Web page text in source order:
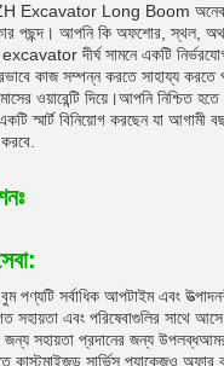
Excavator Long Boom অনেক
পছন্দ। আপনি কি অফশোর, স্থল,
দীর্ঘ সামনে একটি
কাজ সম্পন্ন করতে সাহায্য করতে
ওয়ারেন্টি দিয়ে।আপনি নিশ্চিত
স্মার্ট বিনিয়োগ করছেন যা আগামী
পণ্যটি সর্বাধিক আপটাইম এবং
সহায়তা এবং পরিষেবাগুলির সাথে
সহায়তা প্রদানের জন্য উপলব্ধআমরা
কাস্টমাইজড সার্ভিস প্যাকেজও